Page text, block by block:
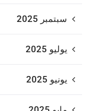
سبتمبر 2025
يوليو 2025
يونيو 2025